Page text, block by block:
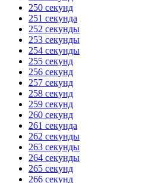
250 секунд
251 секунда
252 секунды
253 секунды
254 секунды
255 секунд
256 секунд
257 секунд
258 секунд
259 секунд
260 секунд
261 секунда
262 секунды
263 секунды
264 секунды
265 секунд
266 секунд